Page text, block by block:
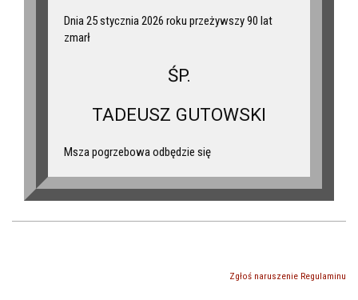
Dnia 25 stycznia 2026 roku przeżywszy 90 lat
zmarł
ŚP.
TADEUSZ GUTOWSKI
Msza pogrzebowa odbędzie się
Zgłoś naruszenie Regulaminu